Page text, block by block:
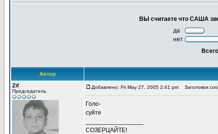
ВЫ считаете что САША
да
нет
Автор
Zif
Председатель
Добавлено: Fri May 27, 2005 2:41 pm Заголовок
Голо-
суйте
СОЗЕРЦАЙТЕ!